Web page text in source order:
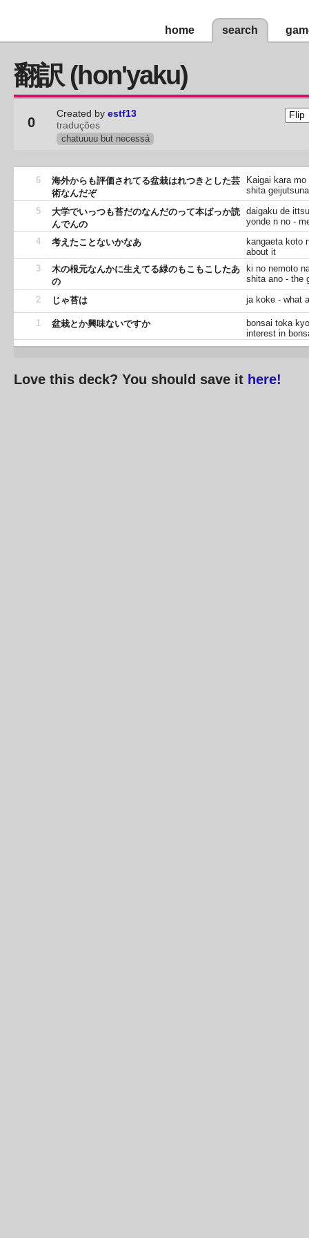
home search
翻訳 (hon'yaku)
0
Created byestf13
traduções
chatuuuu but necessá
6
海外からも評価されてる盆栽はれつきとした芸
術なんだぞ
Kaigai kara
shita
5
大学でいっつも苔だのなんだのって本ばっか読
んでんの
daigaku de
yonde n no -
4
考えたことないかなあ
kangaeta koto
about it
3
木の根元なんかに生えてる緑のもこもこしたあ
の
ki no nemoto
shita ano - the
2
じゃ苔は ja koke - what
1 盆栽とか興味ないですか
bonsai toka
interest in
Love this deck? You should save it here!